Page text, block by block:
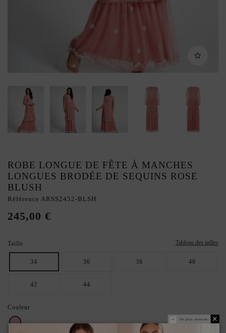
ROBE LONGUE DE FÊTE À MANCHES
LONGUES BRODÉE DE SEQUINS ROSE
BLUSH
Référence ARSS2452-BLSH
245,00 €
Taille Tableau des tailles
34 36 38 40
42 44
Couleur
Rose
Ne plus montrer.